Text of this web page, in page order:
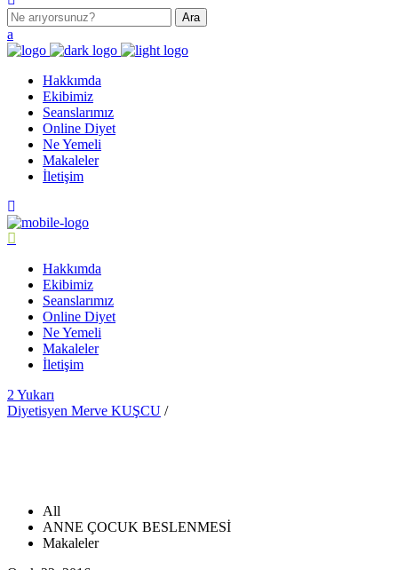
Hakkımda
Ekibimiz
Seanslarımız
Online Diyet
Ne Yemeli
Makaleler
İletişim
Hakkımda
Ekibimiz
Seanslarımız
Online Diyet
Ne Yemeli
Makaleler
İletişim
Yukarı
Diyetisyen Merve KUŞCU /
All
ANNE ÇOCUK BESLENMESİ
Makaleler